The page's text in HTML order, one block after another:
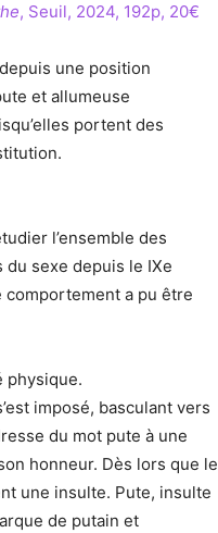
, Seuil, 2024, 192p, 20€
une position
et allumeuse
portent des
l’ensemble des
sexe depuis le IXe
comportement a pu être
physique.
imposé, basculant vers
du mot pute à une
honneur. Dès lors que le
une insulte. Pute, insulte
de putain et